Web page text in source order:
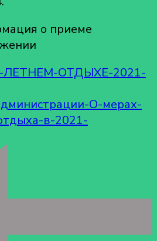
о приеме
ОТДЫХЕ-2021-
О-мерах-
в-2021-